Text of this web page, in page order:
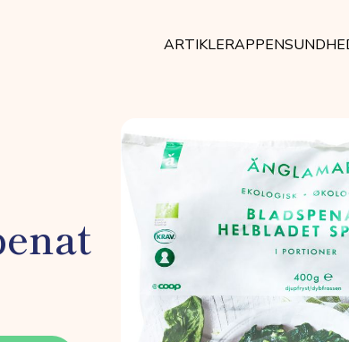
ARTIKLERAPPEN